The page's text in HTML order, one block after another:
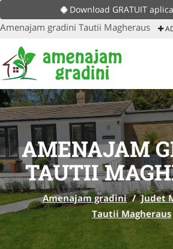
Download GRATUIT
Amenajam gradini Tautii Magheraus
AMENAJAM
TAUTII
Amenajam gradini / Judet
Tautii Magheraus